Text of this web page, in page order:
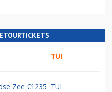
TUI
Zee €1235 TUI